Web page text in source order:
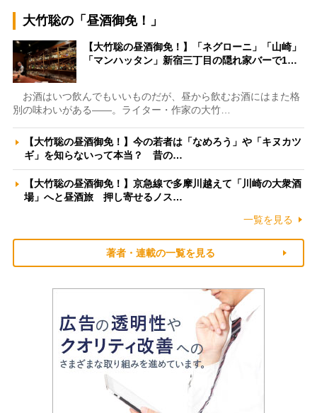
大竹聡の「昼酒御免！」
【大竹聡の昼酒御免！】「ネグローニ」「山崎」
「マンハッタン」新宿三丁目の隠れ家バーで1…
お酒はいつ飲んでもいいものだが、昼から飲むお酒にはまた格
別の味わいがある――。ライター・作家の大竹…
【大竹聡の昼酒御免！】今の若者は「なめろう」や「キヌカツ
ギ」を知らないって本当？ 昔の…
【大竹聡の昼酒御免！】京急線で多摩川越えて「川崎の大衆酒
場」へと昼酒旅 押し寄せるノス…
一覧を見る
著者・連載の一覧を見る